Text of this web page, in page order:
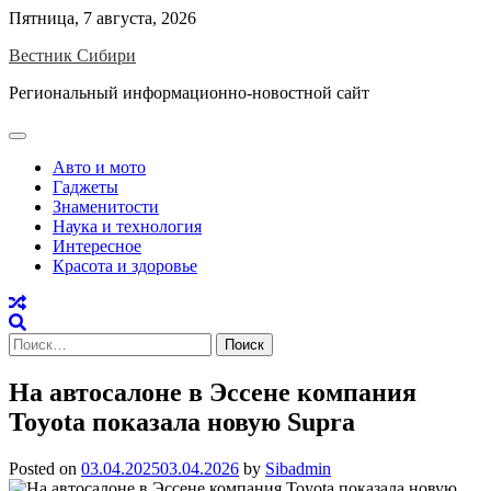
Skip
content
Пятница, 7 августа, 2026
Вестник Сибири
Региональный информационно-новостной сайт
Авто и мото
Гаджеты
Знаменитости
Наука и технология
Интересное
Красота и здоровье
Найти:
На автосалоне в Эссене компания
Toyota показала новую Supra
Posted on 03.04.202503.04.2026 by Sibadmin